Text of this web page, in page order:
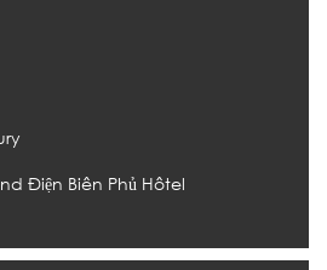
Điện Biên Phủ Hôtel